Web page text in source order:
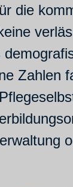
die
Zahlen